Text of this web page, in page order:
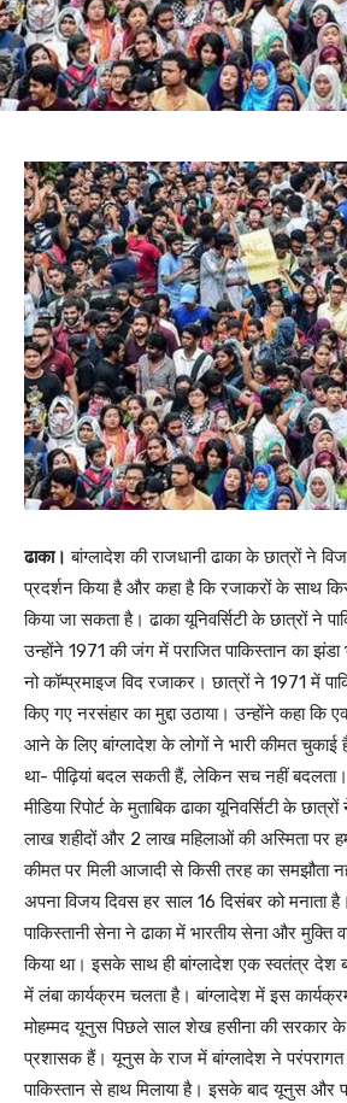
ढाका। बांग्लादेश की राजधानी ढाका के छात्रों ने
प्रदर्शन किया है और कहा है कि रजाकरों के साथ
किया जा सकता है। ढाका यूनिवर्सिटी के छात्रों ने
उन्होंने 1971 की जंग में पराजित पाकिस्तान का
नो कॉम्प्रमाइज विद रजाकर। छात्रों ने 1971 में
किए गए नरसंहार का मुद्दा उठाया। उन्होंने कहा
आने के लिए बांग्लादेश के लोगों ने भारी कीमत चुकाई
था- पीढ़ियां बदल सकती हैं, लेकिन सच नहीं बदलता।
मीडिया रिपोर्ट के मुताबिक ढाका यूनिवर्सिटी के
लाख शहीदों और 2 लाख महिलाओं की अस्मिता पर
कीमत पर मिली आजादी से किसी तरह का समझौता
अपना विजय दिवस हर साल 16 दिसंबर को मनाता
पाकिस्तानी सेना ने ढाका में भारतीय सेना और मुक्ति
किया था। इसके साथ ही बांग्लादेश एक स्वतंत्र देश
में लंबा कार्यक्रम चलता है। बांग्लादेश में इस
मोहम्मद यूनुस पिछले साल शेख हसीना की सरकार
प्रशासक हैं। यूनुस के राज में बांग्लादेश ने
पाकिस्तान से हाथ मिलाया है। इसके बाद यूनुस और